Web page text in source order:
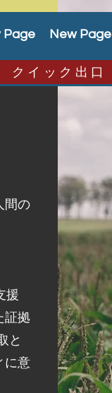
Page New Page
クイック出口
間の
援
証拠
と
に意